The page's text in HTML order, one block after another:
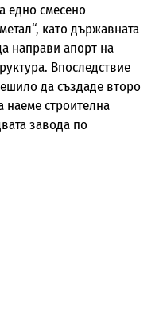
едно смесено
като държавната
направи апорт на
Впоследствие
да създаде второ
строителна
завода по